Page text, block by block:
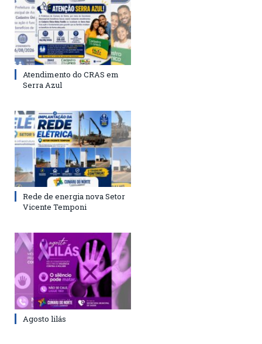
Atendimento do CRAS em
Serra Azul
Rede de energia nova Setor
Vicente Temponi
Agosto lilás